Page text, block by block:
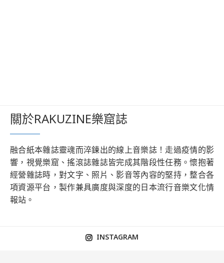
關於RAKUZINE樂窟誌
融合紙本雜誌靈魂而淬鍊出的線上音樂誌！走過疫情的影
響，視覺樂窟、搖滾誌雜誌皆完成其階段性任務。懷抱著
經營雜誌時，對文字、照片、影音等內容的堅持，整合各
項資源平台，製作兼具廣度與深度的日本流行音樂文化情
報站。
INSTAGRAM